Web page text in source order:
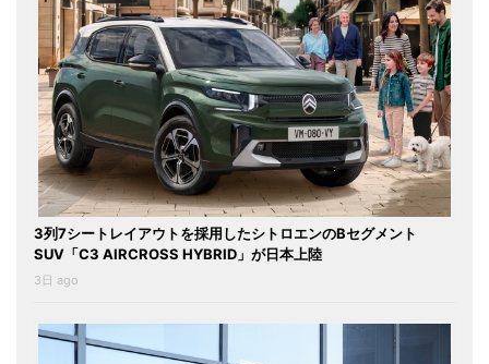
3列7シートレイアウトを採用したシトロエンのBセグメント
SUV「C3 AIRCROSS HYBRID」が日本上陸
3日 ago